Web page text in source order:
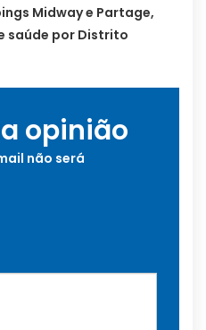
Midway e Partage,
saúde por Distrito
opinião
não será